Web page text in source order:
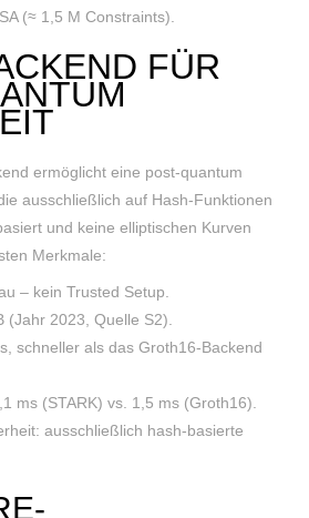
(≈ 1,5 M Constraints).
FÜR
ermöglicht eine post-quantum
ausschließlich auf Hash-Funktionen
und keine elliptischen Kurven
Merkmale:
– kein Trusted Setup.
(Jahr 2023, Quelle S2).
schneller als das Groth16-Backend
ms (STARK) vs. 1,5 ms (Groth16).
ausschließlich hash-basierte